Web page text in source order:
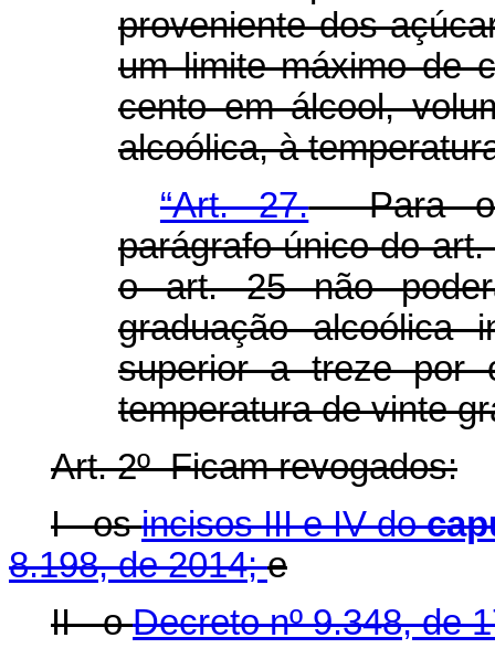
proveniente dos
um limite máximo de
cento em álcool,
alcoólica, à
“Art. 27.Para os
parágrafo único do
o art. 25 não
graduação
superior a treze por
temperatura de vinte
Art. 2º Ficam revogados:
I - osincisos III e IV do
8.198, de 2014;e
II - oDecreto nº 9.348, de